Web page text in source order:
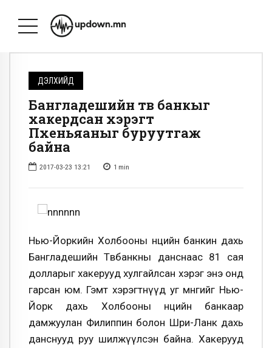
ДЭЛХИЙД
Бангладешийн төв банкыг
хакердсан хэрэгт
Пхеньяаныг буруутгаж
байна
2017-03-23 13:21 1 min
Нью-Йоркийн Холбооны нөөцийн банкин дахь
Бангладешийн Төвбанкны данснаас 81 сая
долларыг хакерууд хулгайлсан хэрэг энэ онд
гарсан юм. Гэмт хэрэгтнүүд уг мөнгийг Нью-
Йорк дахь Холбооны нөөцийн банкаар
дамжуулан Филиппин болон Шри-Ланк дахь
данснууд руу шилжүүлсэн байна. Хакерууд